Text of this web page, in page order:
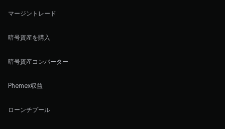
マージントレード
暗号資産を購入
暗号資産コンバーター
Phemex収益
ローンチプール